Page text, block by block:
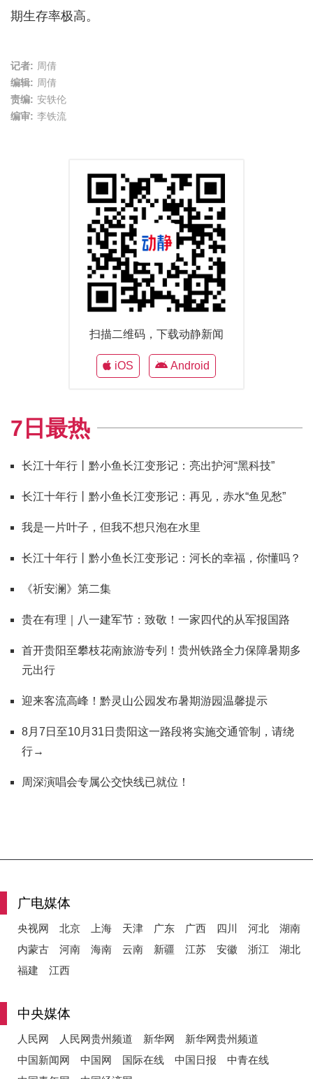
期生存率极高。
记者: 周倩
编辑: 周倩
责编: 安轶伦
编审: 李铁流
扫描二维码，下载动静新闻
iOS Android
7日最热
长江十年行丨黔小鱼长江变形记：亮出护河“黑科技”
长江十年行丨黔小鱼长江变形记：再见，赤水“鱼见愁”
我是一片叶子，但我不想只泡在水里
长江十年行丨黔小鱼长江变形记：河长的幸福，你懂吗？
《祈安澜》第二集
贵在有理｜八一建军节：致敬！一家四代的从军报国路
首开贵阳至攀枝花南旅游专列！贵州铁路全力保障暑期多
元出行
迎来客流高峰！黔灵山公园发布暑期游园温馨提示
8月7日至10月31日贵阳这一路段将实施交通管制，请绕
行→
周深演唱会专属公交快线已就位！
广电媒体
央视网 北京 上海 天津 广东 广西 四川 河北
湖南
内蒙古
河南 海南 云南 新疆 江苏 安徽 浙江
湖北
福建
江西
中央媒体
人民网 人民网贵州频道 新华网
新华网贵州频道
中国新闻网
中国网 国际在线 中国日报
中青在线